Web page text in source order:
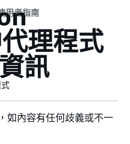
用者指南
理程式
訊
如內容有任何歧義或不一